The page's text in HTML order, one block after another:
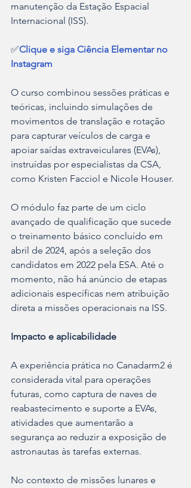
manutenção da Estação Espacial
Internacional (ISS).
✅Clique e siga Ciência Elementar no
Instagram
O curso combinou sessões práticas e
teóricas, incluindo simulações de
movimentos de translação e rotação
para capturar veículos de carga e
apoiar saídas extraveiculares (EVAs),
instruídas por especialistas da CSA,
como Kristen Facciol e Nicole Houser.
O módulo faz parte de um ciclo
avançado de qualificação que sucede
o treinamento básico concluído em
abril de 2024, após a seleção dos
candidatos em 2022 pela ESA. Até o
momento, não há anúncio de etapas
adicionais específicas nem atribuição
direta a missões operacionais na ISS.
Impacto e aplicabilidade
A experiência prática no Canadarm2 é
considerada vital para operações
futuras, como captura de naves de
reabastecimento e suporte a EVAs,
atividades que aumentarão a
segurança ao reduzir a exposição de
astronautas às tarefas externas.
No contexto de missões lunares e